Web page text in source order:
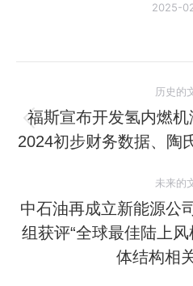
2025-
章
导
历史的
历
史
福斯宣布开发氢内燃
2024初步财务数据、陶
未来的
未
来
中石油再成立新能源公
组获评“全球最佳陆上
体结构相